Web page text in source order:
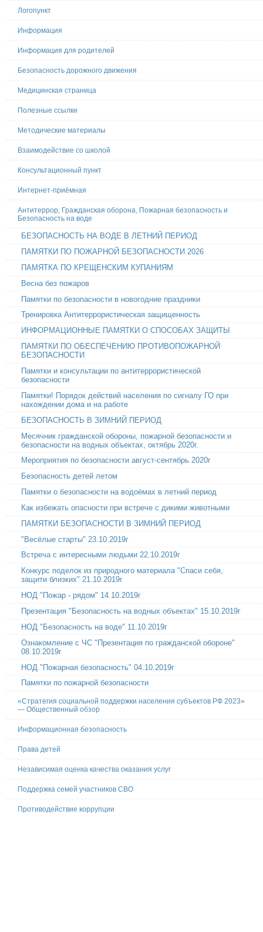
Логопункт
Информация
Информация для родителей
Безопасность дорожного движения
Медицинская страница
Полезные ссылки
Методические материалы
Взаимодействие со школой
Консультационный пункт
Интернет-приёмная
Антитеррор, Гражданская оборона, Пожарная безопасность и
Безопасность на воде
БЕЗОПАСНОСТЬ НА ВОДЕ В ЛЕТНИЙ ПЕРИОД
ПАМЯТКИ ПО ПОЖАРНОЙ БЕЗОПАСНОСТИ 2026
ПАМЯТКА ПО КРЕЩЕНСКИМ КУПАНИЯМ
Весна без пожаров
Памятки по безопасности в новогодние праздники
Тренировка Антитеррористическая защищенность
ИНФОРМАЦИОННЫЕ ПАМЯТКИ О СПОСОБАХ ЗАЩИТЫ
ПАМЯТКИ ПО ОБЕСПЕЧЕНИЮ ПРОТИВОПОЖАРНОЙ
БЕЗОПАСНОСТИ
Памятки и консультации по антитеррористической
безопасности
Памятки! Порядок действий населения по сигналу ГО при
нахождении дома и на работе
БЕЗОПАСНОСТЬ В ЗИМНИЙ ПЕРИОД
Месячник гражданской обороны, пожарной безопасности и
безопасности на водных объектах, октябрь 2020г.
Мероприятия по безопасности август-сентябрь 2020г
Безопасность детей летом
Памятки о безопасности на водоёмах в летний период
Как избежать опасности при встрече с дикими животными
ПАМЯТКИ БЕЗОПАСНОСТИ В ЗИМНИЙ ПЕРИОД
"Весёлые старты" 23.10.2019г
Встреча с интересными людьми 22.10.2019г
Конкурс поделок из природного материала "Спаси себя,
защити близких" 21.10.2019г
НОД "Пожар - рядом" 14.10.2019г
Презентация "Безопасность на водных объектах" 15.10.2019г
НОД "Безопасность на воде" 11.10.2019г
Ознакомление с ЧС "Презентация по гражданской обороне"
08.10.2019г
НОД "Пожарная безопасность" 04.10.2019г
Памятки по пожарной безопасности
«Стратегия социальной поддержки населения субъектов РФ 2023»
— Общественный обзор
Информационная безопасность
Права детей
Независимая оценка качества оказания услуг
Поддержка семей участников СВО
Противодействие коррупции